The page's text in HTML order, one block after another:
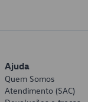
Ajuda
Quem Somos
Atendimento (SAC)